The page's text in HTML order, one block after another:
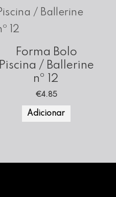
Forma Bolo
Piscina / Ballerine
nº 12
€4.85
Adicionar